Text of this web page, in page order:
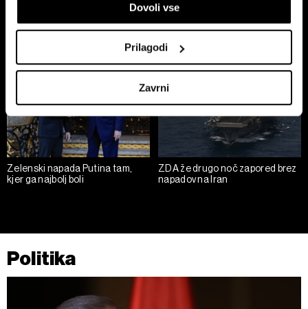
lastnosti (odčitavanje prstnih odtisov)
Poglejte si še, kako se obdelujejo vaši osebni podatki in
nastavite svoje preference vrazdelku o podrobnostih
iz Izjave o piškotkih.
Skupni upravljavci obdelave so HD-WIN ARENA SPORT
d.o.o. in
Partnerji
. Več o podatkih, ki jih obdelujemo, in o
vaših pravicah glede teh podatkov najdete v našiPolitiki
zasebnosti, o piškotkih in drugih podobnih tehnologijah
pa vPolitiki piškotkov.
Dovoli vse
Prilagodi
Zavrni
zapremo
geopolitiko'
Zelenski napada Putina tam,
kjer ga najbolj boli
ZDA že drugo noč zapored brez
napadov na Iran
Politika